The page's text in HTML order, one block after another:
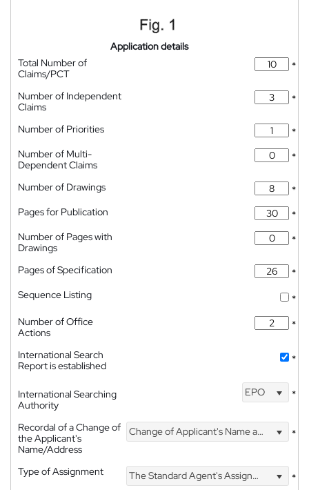
Application details
Total Number of
Claims/PCT
*
Number of Independent
Claims
*
Number of Priorities
*
Number of Multi-
Dependent Claims
*
Number of Drawings
*
Pages for Publication
*
Number of Pages with
Drawings
*
Pages of Specification
*
Sequence Listing
*
Number of Office
Actions
*
International Search
Report is established
*
International Searching
Authority
EPO *
Recordal of a Change of
the Applicant's
Name/Address
Change of Applicant's Name and Address *
Type of Assignment The Standard Agent's Assignment
*